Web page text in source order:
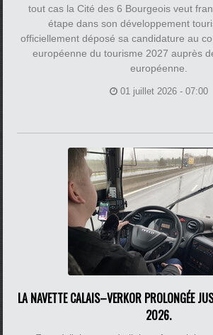
tout cas la Cité des 6 Bourgeois veut
étape dans son développement
officiellement déposé sa candidature au
européenne du tourisme 2027 auprès
européenne.
01 juillet 2026 - 07:00
LA NAVETTE CALAIS–VERKOR PROLONGÉE
2026.